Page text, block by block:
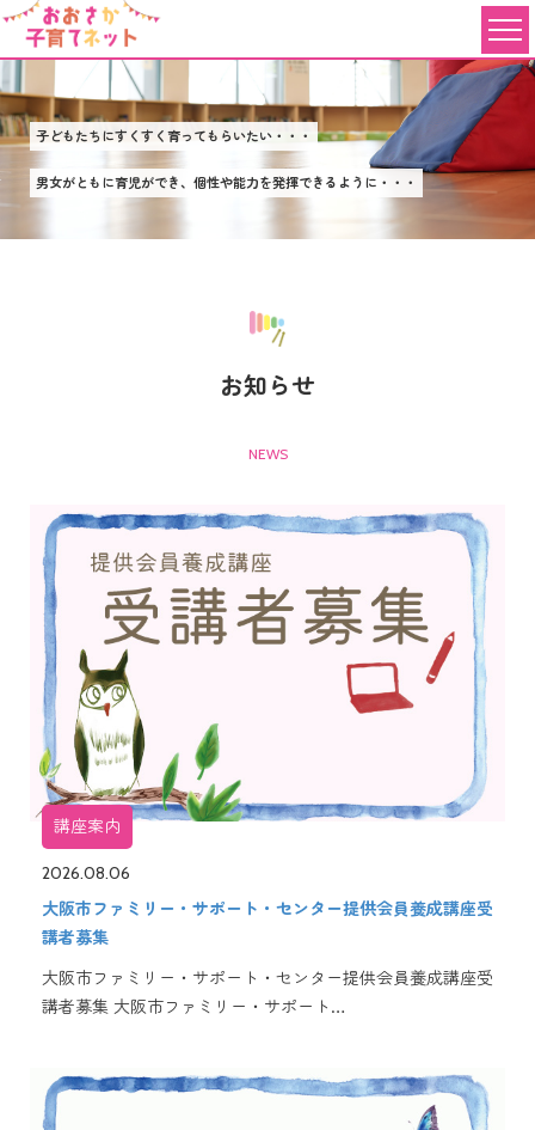
子どもたちにすくすく育ってもらいたい・・・
男女がともに育児ができ、個性や能力を発揮できるように・・・
お知らせ
NEWS
講座案内
2026.08.06
大阪市ファミリー・サポート・センター提供会員養成講座受
講者募集
大阪市ファミリー・サポート・センター提供会員養成講座受
講者募集 大阪市ファミリー・サポート…